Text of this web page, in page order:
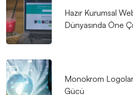
Dijital Pazarlama ve Web
Dijital Dünyada Nasıl Hayata
Oyun Yayınlama Süreci ve
Yaratıcı Portföy ile İlgili
Landing Page Tasarımı: Dijital
Hazır Kurumsal
Dünyasında Öne
Monokrom
Gücü